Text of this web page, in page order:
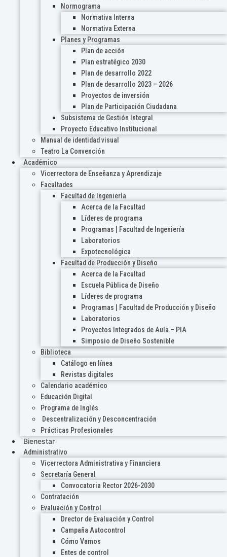
Normograma
Normativa Interna
Normativa Externa
Planes y Programas
Plan de acción
Plan estratégico 2030
Plan de desarrollo 2022
Plan de desarrollo 2023 – 2026
Proyectos de inversión
Plan de Participación Ciudadana
Subsistema de Gestión Integral
Proyecto Educativo Institucional
Manual de identidad visual
Teatro La Convención
Académico
Vicerrectora de Enseñanza y Aprendizaje
Facultades
Facultad de Ingeniería
Acerca de la Facultad
Líderes de programa
Programas | Facultad de Ingeniería
Laboratorios
Expotecnológica
Facultad de Producción y Diseño
Acerca de la Facultad
Escuela Pública de Diseño
Líderes de programa
Programas | Facultad de Producción y Diseño
Laboratorios
Proyectos Integrados de Aula – PIA
Simposio de Diseño Sostenible
Biblioteca
Catálogo en línea
Revistas digitales
Calendario académico
Educación Digital
Programa de Inglés
Descentralización y Desconcentración
Prácticas Profesionales
Bienestar
Administrativo
Vicerrectora Administrativa y Financiera
Secretaría General
Convocatoria Rector 2026-2030
Contratación
Evaluación y Control
Drector de Evaluación y Control
Campaña Autocontrol
Cómo Vamos
Entes de control